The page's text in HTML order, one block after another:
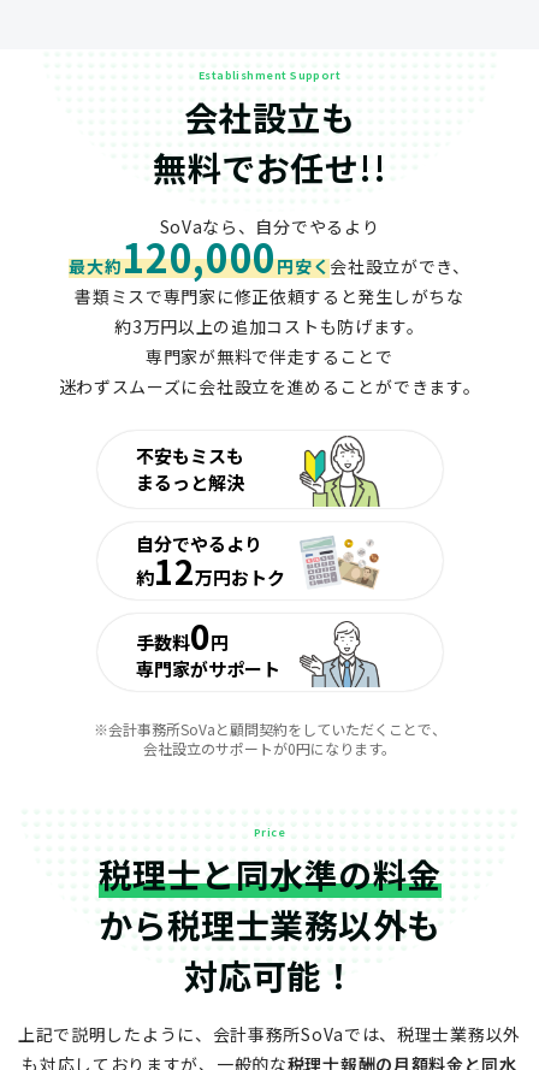
Establishment Support
会社設立も
無料でお任せ!!
SoVaなら、自分でやるより
最大約120,000円安く会社設立ができ、
書類ミスで専門家に修正依頼すると発生しがちな
約3万円以上の追加コストも防げます。
専門家が無料で伴走することで
迷わずスムーズに会社設立を進めることができます。
不安もミスも
まるっと解決
自分でやるより
約12万円おトク
手数料0円
専門家がサポート
※会計事務所SoVaと顧問契約をしていただくことで、
会社設立のサポートが0円になります。
Price
税理士と同水準の料金
から税理士業務以外も
対応可能！
上記で説明したように、会計事務所SoVaでは、税理士業務以外
も対応しておりますが、 一般的な税理士報酬の月額料金と同水